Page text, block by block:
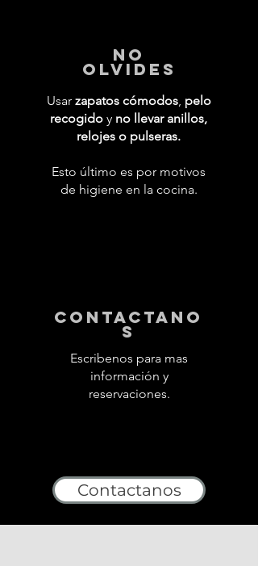
No
Olvides
Usar zapatos cómodos, pelo
recogido y no llevar anillos,
relojes o pulseras.
Esto último es por motivos
de higiene en la cocina.
contactano
s
Escribenos para mas
información y
reservaciones.
Contactanos